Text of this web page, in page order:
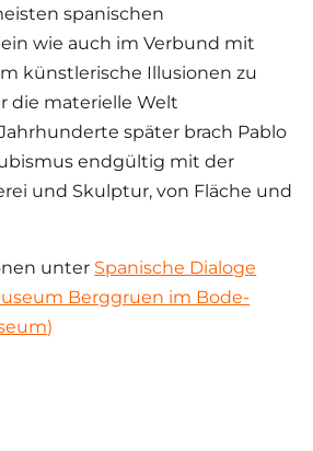
spanischen
wie auch im Verbund mit
künstlerische Illusionen zu
die materielle Welt
später brach Pablo
endgültig mit der
und Skulptur, von Fläche und
unter Spanische Dialoge
Berggruen im Bode-